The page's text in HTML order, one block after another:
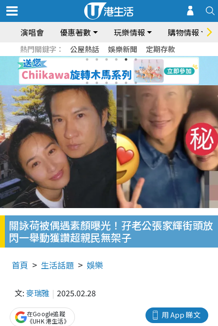
演唱會 優惠著數 玩樂情報 購物情報
熱門關鍵字： 公屋熱話 娛樂新聞 定期存款
關詠荷被偶遇素顏曝光！孖老公張家輝街頭放
閃一舉動獲讚超親民無架子
首頁 生活話題 娛樂
文: 麥瑞雅 2025.02.28
用 App 睇文
在Google追蹤
《UHK 港生活》